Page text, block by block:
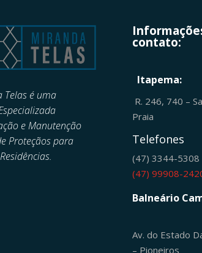
Telas é uma
e Manutenção
Proteçãos para
contato:
Itapema:
R. 246, 740 –
Praia
Telefones
(47) 3344-5308
(47) 99908-
Balneário
Av. do Estado
– Pioneiros